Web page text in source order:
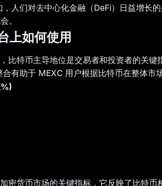
，人们对去中心化金融（DeFi）日益增长
。
上如何使用
比特币主导地位是交易者和投资者的关
有助于 MEXC 用户根据比特币在整体市
密货币市场的关键指标，它反映了比特